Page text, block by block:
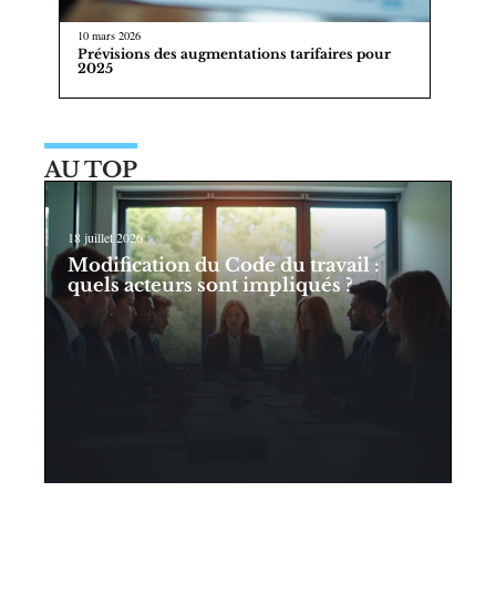
10 mars 2026
Prévisions des augmentations tarifaires pour
2025
AU TOP
18 juillet 2026
Modification du Code du travail :
quels acteurs sont impliqués ?